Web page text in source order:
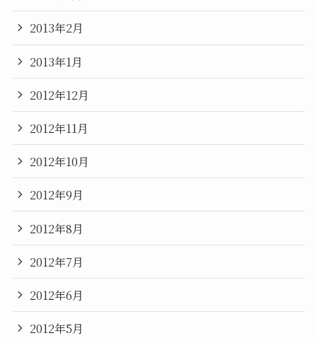
2013年2月
2013年1月
2012年12月
2012年11月
2012年10月
2012年9月
2012年8月
2012年7月
2012年6月
2012年5月